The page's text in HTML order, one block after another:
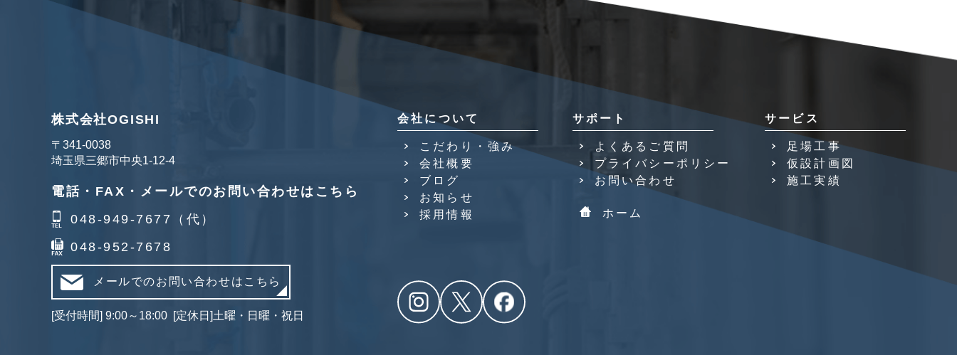
株式会社OGISHI
〒341‐0038
埼玉県三郷市中央1-12-4
電話・FAX・メールでのお問い合わせはこちら
048-949-7677（代）
048-952-7678
メールでのお問い合わせはこちら
[受付時間] 9:00～18:00 [定休日]土曜・日曜・祝日
会社について
こだわり・強み
会社概要
ブログ
お知らせ
採用情報
サポート
よくあるご質問
プライバシーポリシー
お問い合わせ
ホーム
サービス
足場工事
仮設計画図
施工実績